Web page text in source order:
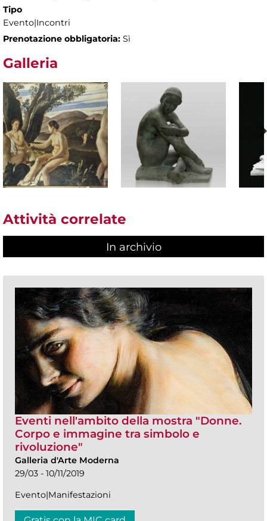
Tipo
Evento|Incontri
Prenotazione obbligatoria: Sì
Galleria
Attività correlate
In archivio
Eventi nell'ambito della mostra "Donne.
Corpo e immagine tra simbolo e
rivoluzione"
Galleria d'Arte Moderna
29/03 - 10/11/2019
Evento|Manifestazioni